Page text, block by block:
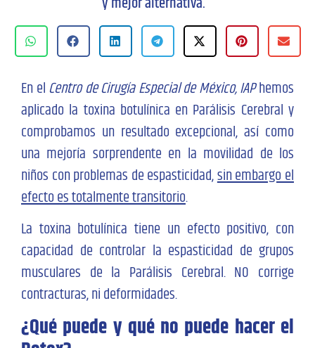
En el Centro de Cirugía Especial de México, IAPhemos
aplicado la toxina botulínica en Parálisis Cerebral y
comprobamos un resultado excepcional, así como
una mejoría sorprendente en la movilidad de los
niños con problemas de espasticidad,sin embargo el
efecto es totalmente transitorio.
La toxina botulínica tiene un efecto positivo, con
capacidad de controlar la espasticidad de grupos
musculares de la Parálisis Cerebral. NO corrige
contracturas, ni deformidades.
¿Qué puede y qué no puede hacer el